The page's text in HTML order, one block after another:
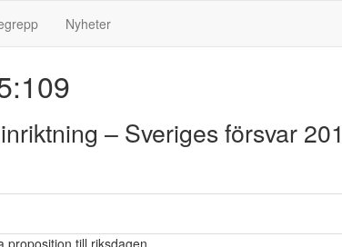
Nyheter
– Sveriges försvar
proposition till riksdagen.